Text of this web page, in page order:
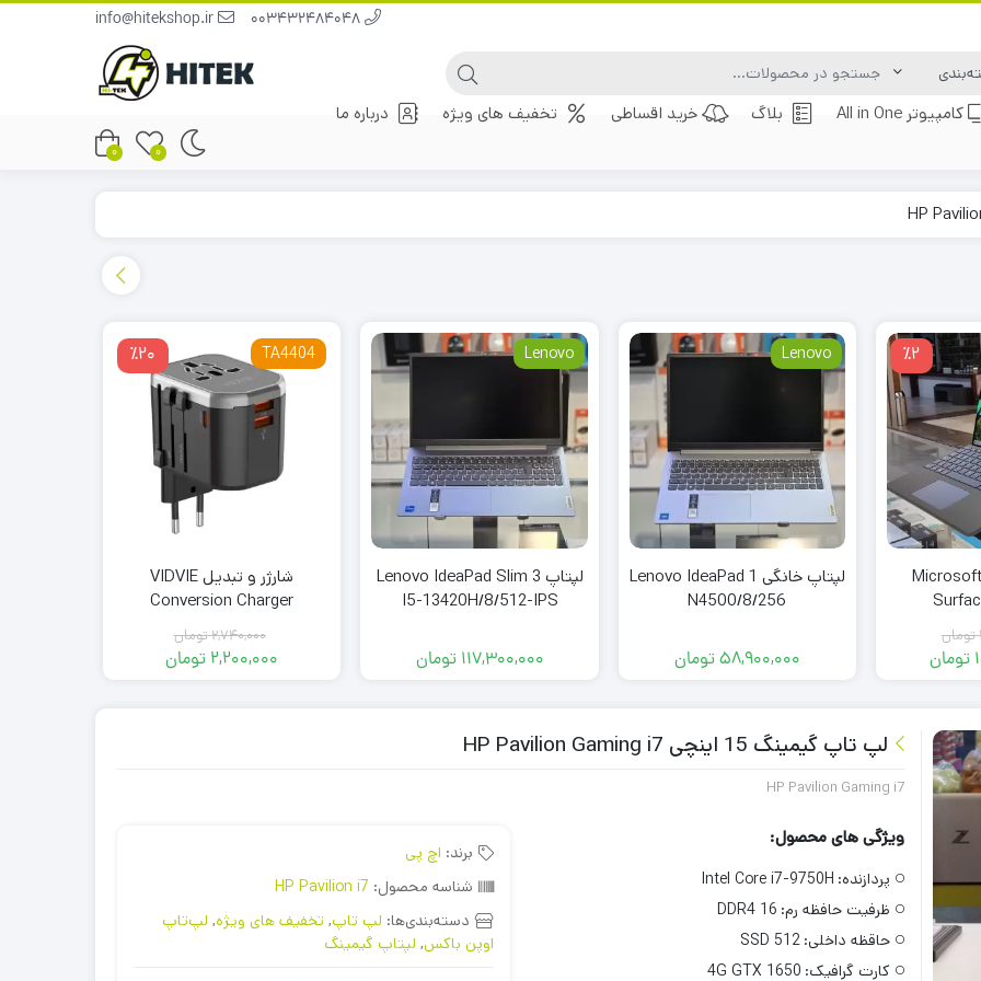
کامپیوتر All in One بلاگ خرید اقساطی تخفیف های ویژه درباره ما
0
0
٪2
تبلت ویندوزی Microsoft
تومان
تومان
Lenovo
لپتاپ خانگی Lenovo IdeaPad 1
N4500/8/256
58,900,000تومان
Lenovo
لپتاپ Lenovo IdeaPad Slim 3
I5-13420H/8/512-IPS
117,300,000 تومان
٪20 TA4404
شارژر و تبدیل VIDVIE
Conversion Charger
2,740,000تومان
قیمت
2,200,000 تومان
قیمت
لپ تاپ گیمینگ 15 اینچی HP Pavilion Gaming i7
HP Pavilion Gaming i7
ویژگی های محصول:
پردازنده: Intel Core i7-9750H
ظرفیت حافظه رم: 16 DDR4
حاقظه داخلی: 512 SSD
کارت گرافیک: 4G GTX 1650
برند: اچ پی
شناسه محصول: HP Pavilion i7
دسته‌بندی‌ها: لپ تاپ, تخفیف های ویژه, لپ‌تاپ
اوپن باکس, لپتاپ گیمینگ